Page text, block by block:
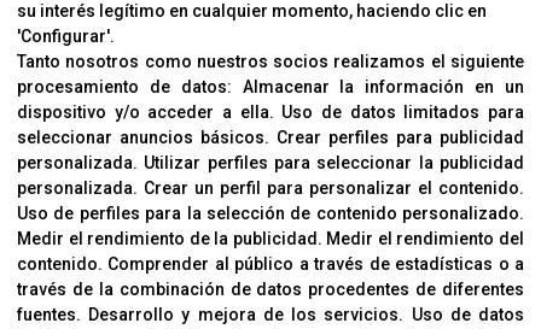
CORVER
Aviso Legal
Sobre Nosotros
Cookies
Política De Privacidad
OFICINAS
C/ Coneixement 5, 08850
su interés legítimo en cualquier momento, haciendo clic en
'Configurar'.
Tanto nosotros como nuestros socios realizamos el siguiente
procesamiento de datos: Almacenar la información en un
dispositivo y/o acceder a ella. Uso de datos limitados para
seleccionar anuncios básicos. Crear perfiles para publicidad
personalizada. Utilizar perfiles para seleccionar la publicidad
personalizada. Crear un perfil para personalizar el contenido.
Uso de perfiles para la selección de contenido personalizado.
Medir el rendimiento de la publicidad . Medir el rendimiento del
contenido. Comprender al público a través de estadísticas o a
través de la combinación de datos procedentes de diferentes
fuentes. Desarrollo y mejora de los servicios. Uso de datos